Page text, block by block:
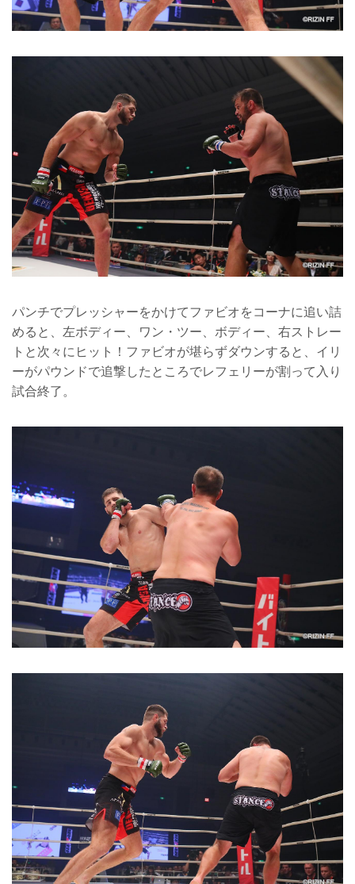
パンチでプレッシャーをかけてファビオをコーナに追い詰
めると、左ボディー、ワン・ツー、ボディー、右ストレー
トと次々にヒット！ファビオが堪らずダウンすると、イリ
ーがパウンドで追撃したところでレフェリーが割って入り
試合終了。